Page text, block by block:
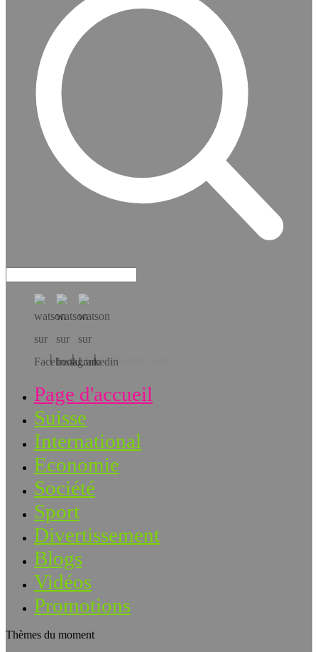
Téléchargez l’app!
Page d'accueil
Suisse
International
Economie
Société
Sport
Divertissement
Blogs
Vidéos
Promotions
Thèmes du moment